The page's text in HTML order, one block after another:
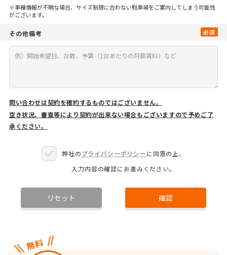
※車種情報が不明な場合、サイズ制限に合わない駐車場をご案内してしまう可能性
がございます。
その他備考 必須
問い合わせは契約を確約するものではございません。
空き状況、審査等により契約が出来ない場合もございますので予めご了
承ください。
弊社のプライバシーポリシーに同意の上、
入力内容の確認にお進みください。
リセット 確認